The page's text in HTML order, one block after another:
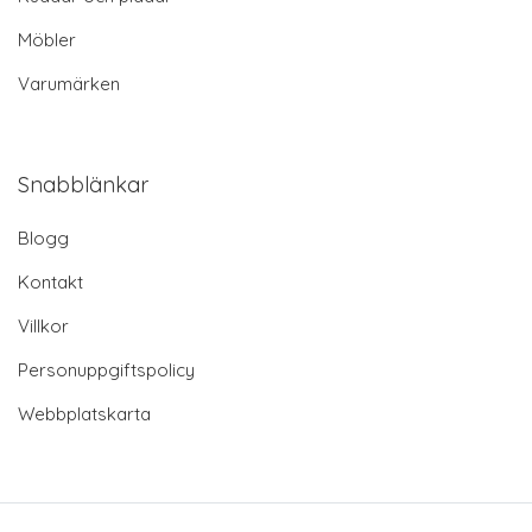
Möbler
Varumärken
Snabblänkar
Blogg
Kontakt
Villkor
Personuppgiftspolicy
Webbplatskarta